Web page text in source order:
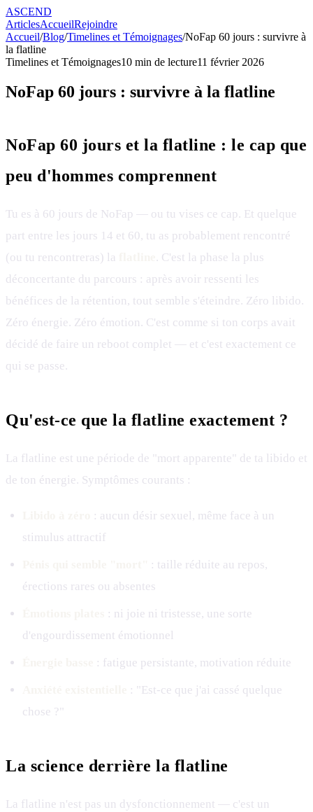
ASCEND
ArticlesAccueilRejoindre
Accueil/Blog/Timelines et Témoignages/NoFap 60 jours : survivre à
la flatline
Timelines et Témoignages10 min de lecture11 février 2026
NoFap 60 jours : survivre à la flatline
NoFap 60 jours et la flatline : le cap que
peu d'hommes comprennent
Tu es à 60 jours de NoFap — ou tu vises ce cap. Et quelque
part entre les jours 14 et 60, tu as probablement rencontré
(ou tu rencontreras) la
. C'est la phase la plus
déconcertante du parcours : après avoir ressenti les
bénéfices de la rétention, tout semble s'éteindre. Zéro libido.
Zéro énergie. Zéro émotion. C'est comme si ton corps avait
décidé de faire un reboot complet — et c'est exactement ce
qui se passe.
Qu'est-ce que la flatline exactement ?
La flatline est une période de "mort apparente" de ta libido et
de ton énergie. Symptômes courants :
: aucun désir sexuel, même face à un
stimulus attractif
: taille réduite au repos,
érections rares ou absentes
: ni joie ni tristesse, une sorte
d'engourdissement émotionnel
: fatigue persistante, motivation réduite
: "Est-ce que j'ai cassé quelque
chose ?"
La science derrière la flatline
La flatline n'est pas un dysfonctionnement — c'est un